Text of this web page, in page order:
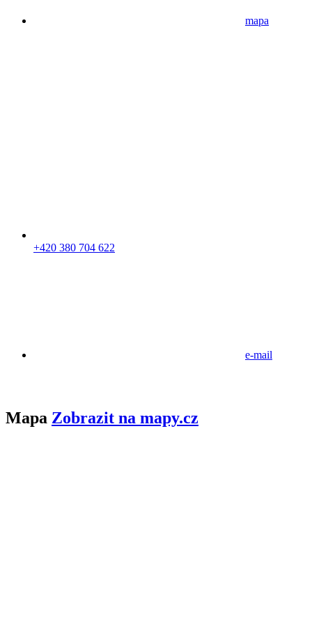
mapa
+420 380 704 622
e-mail
Mapa Zobrazit na mapy.cz